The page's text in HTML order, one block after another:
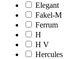
Elegant
Fakel-M
Ferrum
H
H V
Hercules